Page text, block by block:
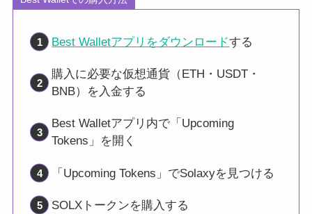
Best Walletアプリをダウンロードする
購入に必要な仮想通貨（ETH・USDT・
BNB）を入金する
Best Walletアプリ内で「Upcoming
Tokens」を開く
「Upcoming Tokens」でSolaxyを見つける
SOLXトークンを購入する